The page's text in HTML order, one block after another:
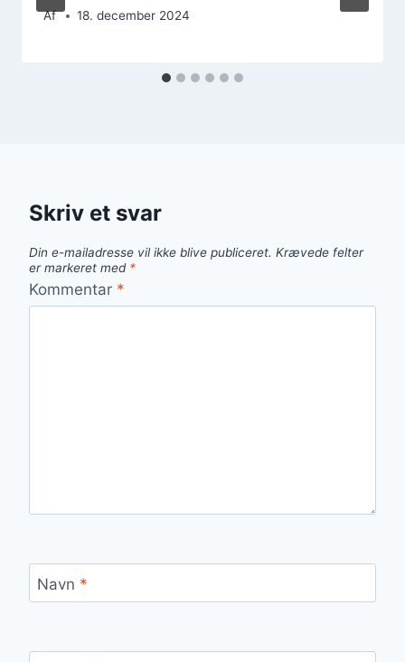
Af 18. december 2024
Skriv et svar
Din e-mailadresse vil ikke blive publiceret. Krævede felter
er markeret med *
Kommentar *
Navn *